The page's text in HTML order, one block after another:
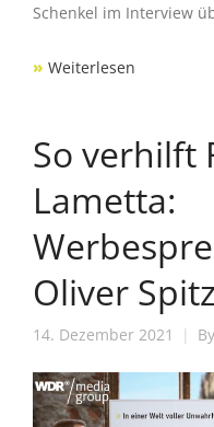
Schenkel im Interview
» Weiterlesen
So verhilft
Lametta:
Oliver
14. Dezember 2021 By